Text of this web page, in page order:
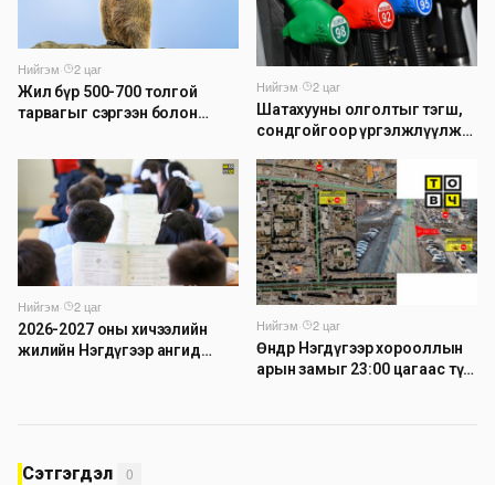
Нийгэм·
2 цаг
Жил бүр 500-700 толгой
тарвагыг сэргээн болон
Нийгэм·
2 цаг
Шатахууны олголтыг тэгш,
сондгойгоор үргэлжлүүлж
Нийгэм·
2 цаг
2026-2027 оны хичээлийн
жилийн Нэгдүгээр ангид
Нийгэм·
2 цаг
Өнөөдөр Нэгдүгээр хорооллын
арын замыг 23:00 цагаас түр
Сэтгэгдэл 0